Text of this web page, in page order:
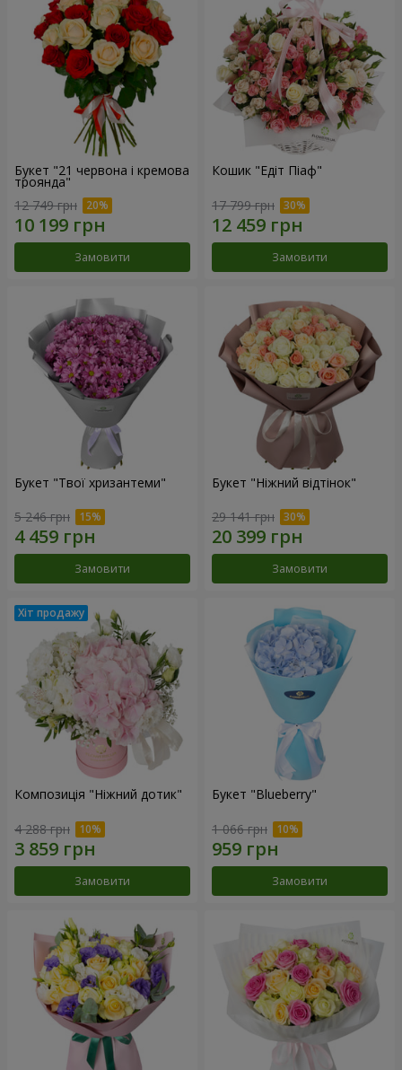
Букет "21 червона і кремова
троянда"
12 749 грн
Замовити
Кошик "Едіт Піаф"
17 799 грн
Замовити
Букет "Твої хризантеми"
5 246 грн
Замовити
Букет "Ніжний відтінок"
29 141 грн
Замовити
Композиція "Ніжний дотик"
4 288 грн
Замовити
Букет "Blueberry"
1 066 грн
Замовити